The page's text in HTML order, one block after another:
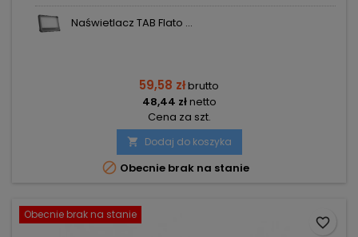
Naświetlacz TAB Flato ...
59,58 złbrutto
48,44 złnetto
Cena za szt.
 Dodaj do koszyka
 Obecnie brak na stanie
Obecnie brak na stanie
favorite_border